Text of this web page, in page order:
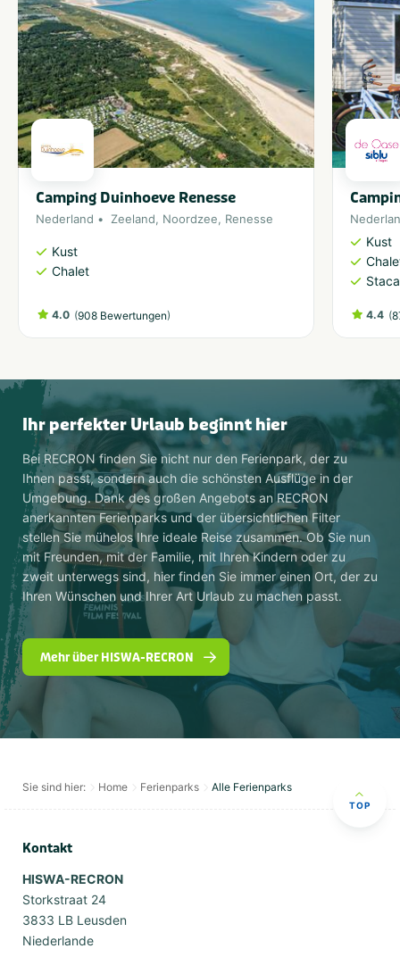
Camping Duinhoeve Renesse
Nederland Zeeland, Noordzee, Renesse
Kust
Chalet
4.0 (908 Bewertungen)
Kust
4.4 (
Ihr perfekter Urlaub beginnt hier
Bei RECRON finden Sie nicht nur den Ferienpark, der zu
Ihnen passt, sondern auch die schönsten Ausflüge in der
Umgebung. Dank des großen Angebots an RECRON
anerkannten Ferienparks und der übersichtlichen Filter
stellen Sie mühelos Ihre ideale Reise zusammen. Ob Sie nun
mit Freunden, mit der Familie, mit Ihren Kindern oder zu
zweit unterwegs sind, hier finden Sie immer einen Ort, der zu
Ihren Wünschen und Ihrer Art Urlaub zu machen passt.
Mehr über HISWA-RECRON
Sie sind hier: Home Ferienparks Alle Ferienparks
TOP
Kontakt
HISWA-RECRON
Storkstraat 24
3833 LB Leusden
Niederlande